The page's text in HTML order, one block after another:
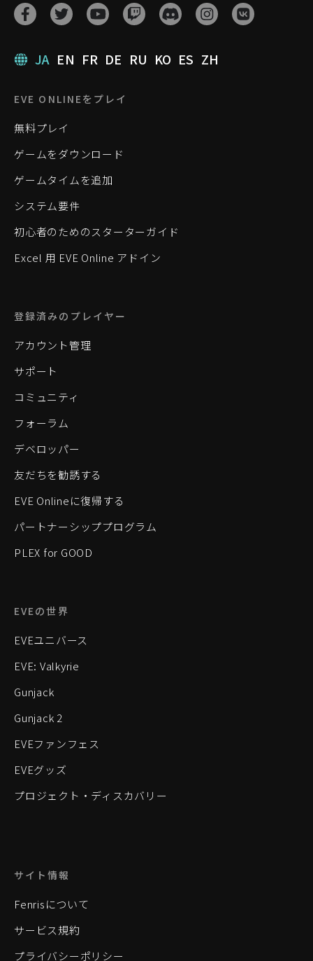
JA EN FR DE RU KO ES ZH
EVE ONLINEをプレイ
無料プレイ
ゲームをダウンロード
ゲームタイムを追加
システム要件
初心者のためのスターターガイド
Excel 用 EVE Online アドイン
登録済みのプレイヤー
アカウント管理
サポート
コミュニティ
フォーラム
デベロッパー
友だちを勧誘する
EVE Onlineに復帰する
パートナーシッププログラム
PLEX for GOOD
EVEの世界
EVEユニバース
EVE: Valkyrie
Gunjack
Gunjack 2
EVEファンフェス
EVEグッズ
プロジェクト・ディスカバリー
サイト情報
Fenrisについて
サービス規約
プライバシーポリシー